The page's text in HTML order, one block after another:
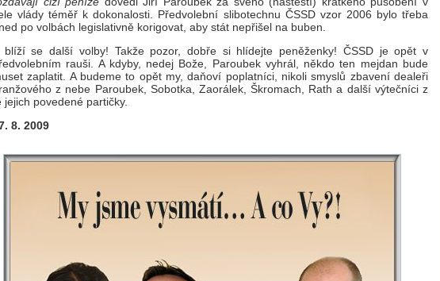
vlády téměř k dokonalosti. Předvolební slibotechnu ČSSD vzor 2006 bylo třeba
po volbách legislativně korigovat, aby stát nepřišel na buben.
blíží se další volby! Takže pozor, dobře si hlídejte peněženky! ČSSD je opět v
rauši. A kdyby, nedej Bože, Paroubek vyhrál, někdo ten mejdan bude
zaplatit. A budeme to opět my, daňoví poplatníci, nikoli smyslů zbavení dealeři
z nebe Paroubek, Sobotka, Zaorálek, Škromach, Rath a další výtečníci z
jejich povedené partičky.
8. 2009